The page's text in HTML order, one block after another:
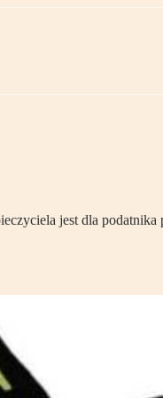
jest dla podatnika